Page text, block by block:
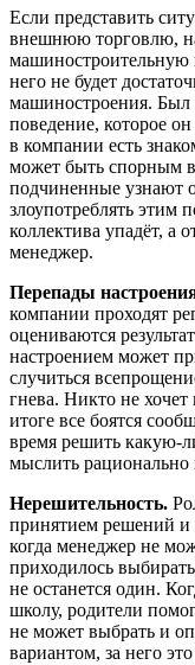
Если представить
внешнюю торговлю,
машиностроительную
него не будет
машиностроения. Был
поведение, которое
в компании есть
может быть спорным
подчиненные узнают
злоупотреблять этим
коллектива упадёт, а
менеджер.
Перепады
компании проходят
оцениваются
настроением может
случиться
гнева. Никто не хочет
итоге все боятся
время решить какую-
мыслить рационально
Нерешительность.
принятием решений и
когда менеджер не
приходилось
не останется один.
школу, родители
не может выбрать и
вариантом, за него